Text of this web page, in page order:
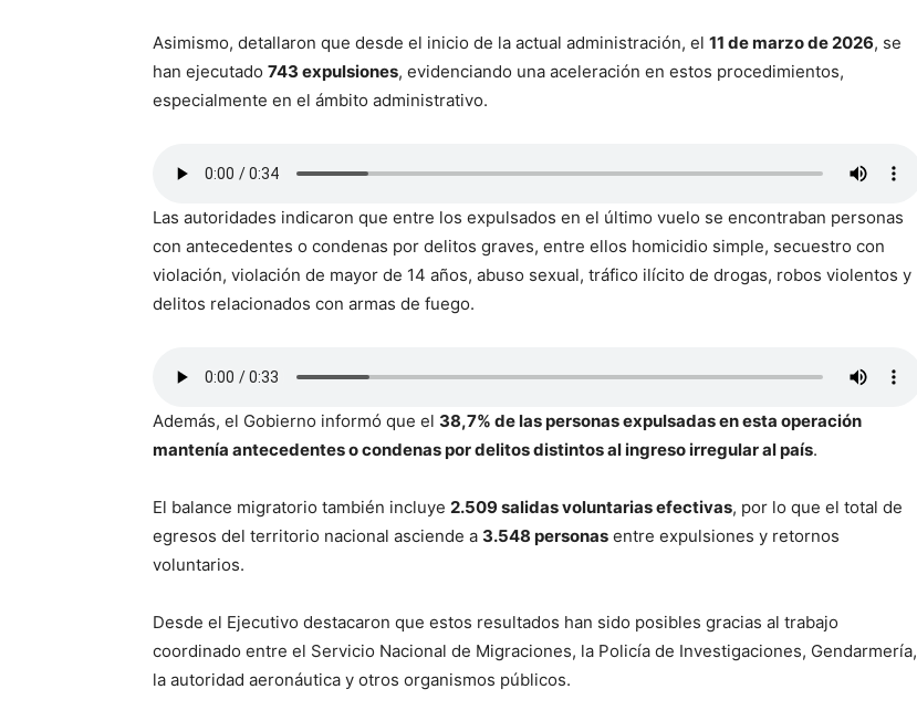
Asimismo, detallaron que desde el inicio de la actual administración, el 11 de marzo de 2026, se
han ejecutado 743 expulsiones, evidenciando una aceleración en estos procedimientos,
especialmente en el ámbito administrativo.
Las autoridades indicaron que entre los expulsados en el último vuelo se encontraban personas
con antecedentes o condenas por delitos graves, entre ellos homicidio simple, secuestro con
violación, violación de mayor de 14 años, abuso sexual, tráfico ilícito de drogas, robos violentos y
delitos relacionados con armas de fuego.
Además, el Gobierno informó que el 38,7% de las personas expulsadas en esta operación
mantenía antecedentes o condenas por delitos distintos al ingreso irregular al país.
El balance migratorio también incluye 2.509 salidas voluntarias efectivas, por lo que el total de
egresos del territorio nacional asciende a 3.548 personas entre expulsiones y retornos
voluntarios.
Desde el Ejecutivo destacaron que estos resultados han sido posibles gracias al trabajo
coordinado entre el Servicio Nacional de Migraciones, la Policía de Investigaciones, Gendarmería,
la autoridad aeronáutica y otros organismos públicos.